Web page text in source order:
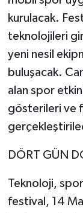
kurulacak.
teknolojileri
yeni nesil
buluşacak.
alan spor
gösterileri ve
DÖRT GÜN
Teknoloji,
festival, 14